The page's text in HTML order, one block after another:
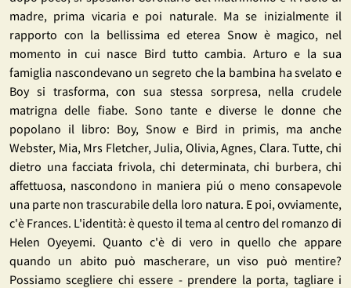
madre, prima vicaria e poi naturale. Ma se inizialmente il
rapporto con la bellissima ed eterea Snow è magico, nel
momento in cui nasce Bird tutto cambia. Arturo e la sua
famiglia nascondevano un segreto che la bambina ha svelato e
Boy si trasforma, con sua stessa sorpresa, nella crudele
matrigna delle fiabe. Sono tante e diverse le donne che
popolano il libro: Boy, Snow e Bird in primis, ma anche
Webster, Mia, Mrs Fletcher, Julia, Olivia, Agnes, Clara. Tutte, chi
dietro una facciata frivola, chi determinata, chi burbera, chi
affettuosa, nascondono in maniera piú o meno consapevole
una parte non trascurabile della loro natura. E poi, ovviamente,
c'è Frances. L'identità: è questo il tema al centro del romanzo di
Helen Oyeyemi. Quanto c'è di vero in quello che appare
quando un abito può mascherare, un viso può mentire?
Possiamo scegliere chi essere - prendere la porta, tagliare i